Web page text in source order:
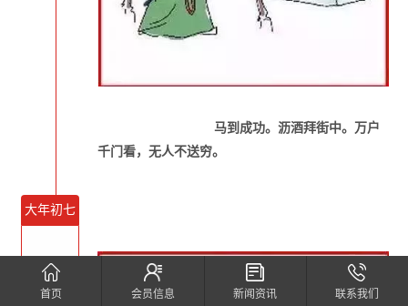
马到成功。沥酒拜街中。万户
千门看，无人不送穷。
大年初七
首页 会员信息 新闻资讯 联系我们